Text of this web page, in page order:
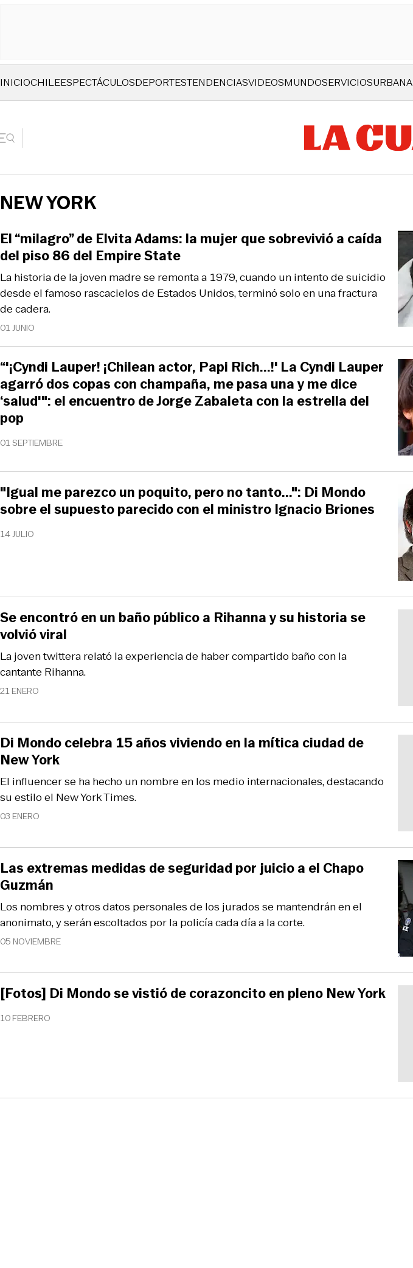
INICIOCHILEESPECTÁCULOSDEPORTESTENDENCIASVIDEOSMUNDOSERVICIOSURBANA
NEW YORK
01 JUNIO
La historia de la joven madre se remonta a 1979, cuando un intento de suicidio
desde el famoso rascacielos de Estados Unidos, terminó solo en una fractura
de cadera.
El “milagro” de Elvita Adams: la mujer que sobrevivió a caída
del piso 86 del Empire State
01 SEPTIEMBRE
“'¡Cyndi Lauper! ¡Chilean actor, Papi Rich...!' La Cyndi Lauper
agarró dos copas con champaña, me pasa una y me dice
‘salud'": el encuentro de Jorge Zabaleta con la estrella del
pop
14 JULIO
"Igual me parezco un poquito, pero no tanto...": Di Mondo
sobre el supuesto parecido con el ministro Ignacio Briones
21 ENERO
La joven twittera relató la experiencia de haber compartido baño con la
cantante Rihanna.
Se encontró en un baño público a Rihanna y su historia se
volvió viral
03 ENERO
El influencer se ha hecho un nombre en los medio internacionales, destacando
su estilo el New York Times.
Di Mondo celebra 15 años viviendo en la mítica ciudad de
New York
05 NOVIEMBRE
Los nombres y otros datos personales de los jurados se mantendrán en el
anonimato, y serán escoltados por la policía cada día a la corte.
Las extremas medidas de seguridad por juicio a el Chapo
Guzmán
10 FEBRERO
[Fotos] Di Mondo se vistió de corazoncito en pleno New York